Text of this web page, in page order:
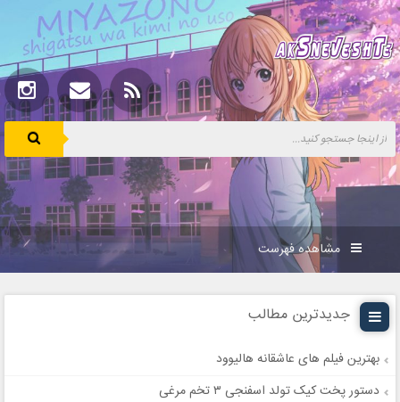
مشاهده فهرست
جدیدترین مطالب
بهترین فیلم های عاشقانه هالیوود
دستور پخت کیک تولد اسفنجی ۳ تخم مرغی